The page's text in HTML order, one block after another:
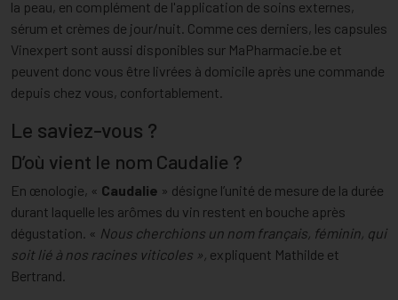
la peau, en complément de l'application de soins externes,
sérum et crèmes de jour/nuit. Comme ces derniers, les capsules
Vinexpert sont aussi disponibles sur MaPharmacie.be et
peuvent donc vous être livrées à domicile après une commande
depuis chez vous, confortablement.
Le saviez-vous ?
D’où vient le nom Caudalie ?
En œnologie, « Caudalie » désigne l’unité de mesure de la durée
durant laquelle les arômes du vin restent en bouche après
dégustation. « Nous cherchions un nom français, féminin, qui
soit lié à nos racines viticoles », expliquent Mathilde et
Bertrand.